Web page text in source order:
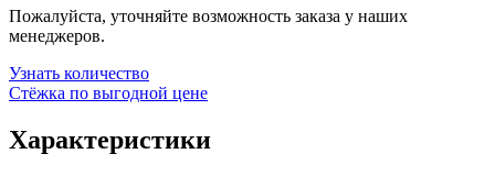
Пожалуйста, уточняйте возможность заказа у наших
менеджеров.
Узнать количество
Стёжка по выгодной цене
Характеристики